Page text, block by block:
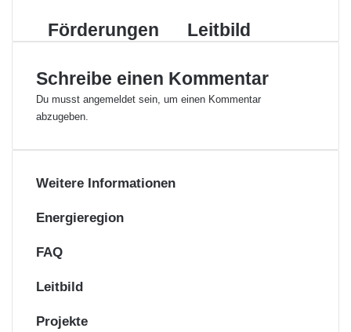
o
k
e
d
n
e
r
s
s
A
p
e
p
r
M
k
e
F
ö
d
n
Förderungen
L
e
t
Leitbild
Schreibe einen Kommentar
Du musst angemeldet sein, um einen Kommentar
abzugeben.
Weitere Informationen
Energieregion
FAQ
Leitbild
Projekte